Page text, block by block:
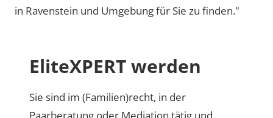
in Ravenstein und Umgebung für Sie zu finden."
EliteXPERT werden
Sie sind im (Familien)recht, in der